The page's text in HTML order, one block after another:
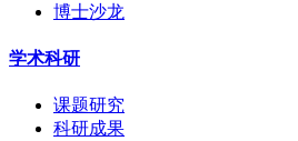
博士沙龙
学术科研
课题研究
科研成果